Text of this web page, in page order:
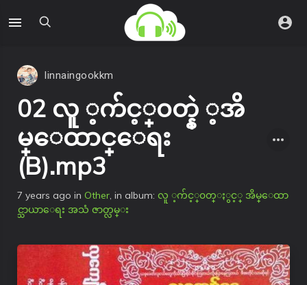
linnaingookkm
02 လူ ့က်င့္၀တ္နဲ ့အိ
မ္ေထာင္ေရး
(B).mp3
7 years ago in Other, in album: လူ ့က်င့္၀တ္ႏွင့္ အိမ္ေထာ
င္သာယာေရး အသံ ဇာတ္လမ္း